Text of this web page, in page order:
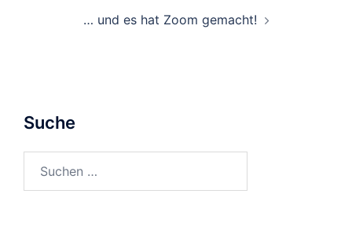
… und es hat Zoom gemacht!
Suche
nach: